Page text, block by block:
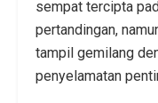
sempat tercipta
pertandingan,
tampil gemilang
penyelamatan